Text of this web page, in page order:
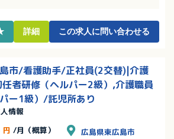
詳細 この求人に問い合わせる
島市/看護助手/正社員(2交替)|介護
者研修（ヘルパー2級）,介護職員
ー1級）/託児所あり
情報
円 /月（概算） 広島県東広島市